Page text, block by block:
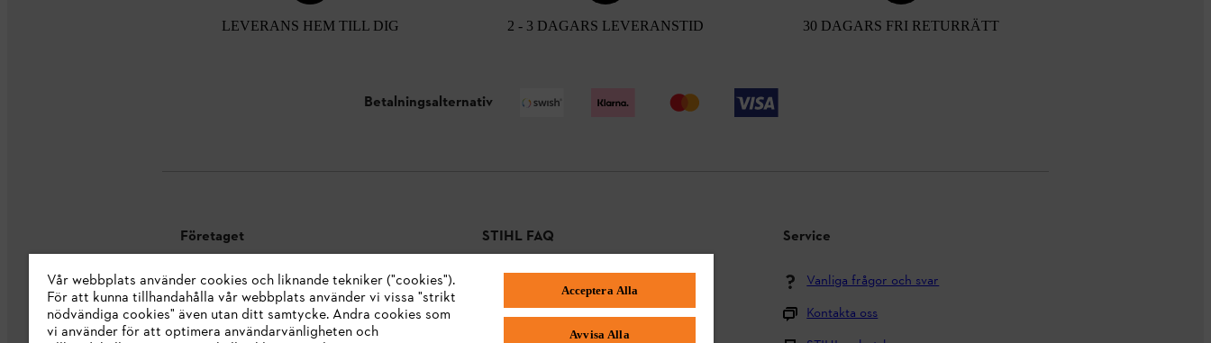
LEVERANS HEM TILL DIG 2 - 3 DAGARS LEVERANSTID 30 DAGARS FRI RETURRÄTT
Betalningsalternativ
Företaget
Om oss
STIHL Integrity Line
STIHL FAQ
Betalningsmetoder
Frakt och leverans
Service
Vanliga frågor och svar
Kontakta oss
Vår webbplats använder cookies och liknande tekniker ("cookies").
För att kunna tillhandahålla vår webbplats använder vi vissa "strikt
nödvändiga cookies" även utan ditt samtycke. Andra cookies som
vi använder för att optimera användarvänligheten och
Acceptera Alla
Avvisa Alla